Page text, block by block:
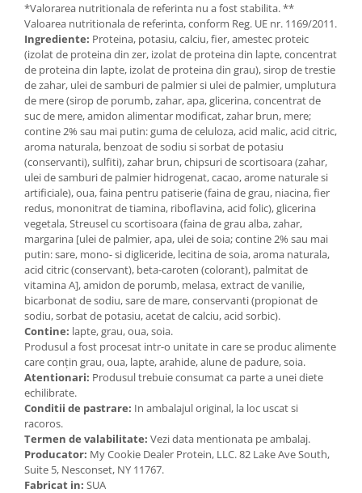
*Valorarea nutritionala de referinta nu a fost stabilita. **
Valoarea nutritionala de referinta, conform Reg. UE nr. 1169/2011.
Ingrediente: Proteina, potasiu, calciu, fier, amestec proteic
(izolat de proteina din zer, izolat de proteina din lapte, concentrat
de proteina din lapte, izolat de proteina din grau), sirop de trestie
de zahar, ulei de samburi de palmier si ulei de palmier, umplutura
de mere (sirop de porumb, zahar, apa, glicerina, concentrat de
suc de mere, amidon alimentar modificat, zahar brun, mere;
contine 2% sau mai putin: guma de celuloza, acid malic, acid citric,
aroma naturala, benzoat de sodiu si sorbat de potasiu
(conservanti), sulfiti), zahar brun, chipsuri de scortisoara (zahar,
ulei de samburi de palmier hidrogenat, cacao, arome naturale si
artificiale), oua, faina pentru patiserie (faina de grau, niacina, fier
redus, mononitrat de tiamina, riboflavina, acid folic), glicerina
vegetala, Streusel cu scortisoara (faina de grau alba, zahar,
margarina [ulei de palmier, apa, ulei de soia; contine 2% sau mai
putin: sare, mono- si digliceride, lecitina de soia, aroma naturala,
acid citric (conservant), beta-caroten (colorant), palmitat de
vitamina A], amidon de porumb, melasa, extract de vanilie,
bicarbonat de sodiu, sare de mare, conservanti (propionat de
sodiu, sorbat de potasiu, acetat de calciu, acid sorbic).
Contine: lapte, grau, oua, soia.
Produsul a fost procesat intr-o unitate in care se produc alimente
care conțin grau, oua, lapte, arahide, alune de padure, soia.
Atentionari: Produsul trebuie consumat ca parte a unei diete
echilibrate.
Conditii de pastrare: In ambalajul original, la loc uscat si
racoros.
Termen de valabilitate: Vezi data mentionata pe ambalaj.
Producator: My Cookie Dealer Protein, LLC. 82 Lake Ave South,
Suite 5, Nesconset, NY 11767.
Fabricat in: SUA